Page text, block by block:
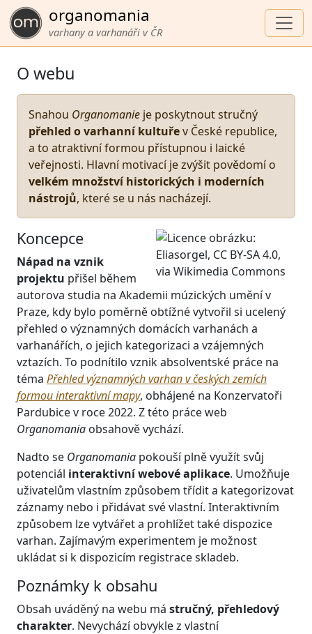
organomania
varhany a varhanáři v ČR
O webu
Snahou Organomanie je poskytnout stručný
přehled o varhanní kultuřev České republice,
a to atraktivní formou přístupnou i laické
veřejnosti. Hlavní motivací je zvýšit povědomí o
velkém množství historických i moderních
nástrojů, které se u nás nacházejí.
Koncepce
Nápad na vznik
projektu přišel během
autorova studia na Akademii múzických umění v
Praze, kdy bylo poměrně obtížné vytvořil si ucelený
přehled o významných domácích varhanách a
varhanářích, o jejich kategorizaci a vzájemných
vztazích. To podnítilo vznik absolventské práce na
téma Přehled významných varhan v českých zemích
formou interaktivní mapy, obhájené na Konzervatoři
Pardubice v roce 2022. Z této práce web
Organomania obsahově vychází.
Nadto se Organomania pokouší plně využít svůj
potenciál interaktivní webové aplikace. Umožňuje
uživatelům vlastním způsobem třídit a kategorizovat
záznamy nebo i přidávat své vlastní. Interaktivním
způsobem lze vytvářet a prohlížet také dispozice
varhan. Zajímavým experimentem je možnost
ukládat si k dispozicím registrace skladeb.
Poznámky k obsahu
Obsah uváděný na webu má stručný, přehledový
charakter. Nevychází obvykle z vlastní